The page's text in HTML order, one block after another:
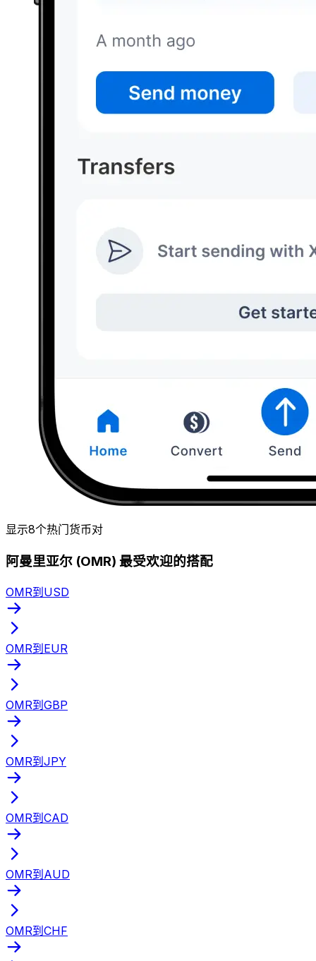
显示8个热门货币对
阿曼里亚尔 (OMR) 最受欢迎的搭配
OMR到USD
OMR到EUR
OMR到GBP
OMR到JPY
OMR到CAD
OMR到AUD
OMR到CHF